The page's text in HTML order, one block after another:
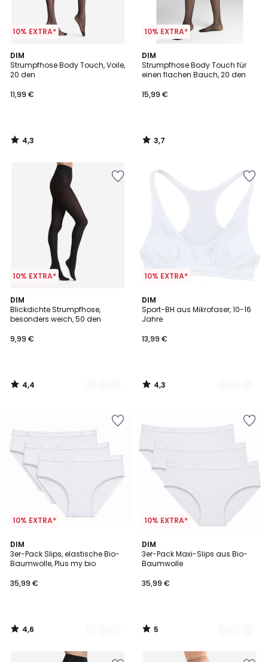
10% EXTRA*
DIM
Strumpfhose Body Touch, Voile,
20 den
11,99 €
4,3
/ 5
4,3
/
10% EXTRA*
DIM
Strumpfhose Body Touch für
einen flachen Bauch, 20 den
15,99 €
3,7
/ 5
3,7
/
10% EXTRA*
DIM
Blickdichte Strumpfhose,
besonders weich, 50 den
9,99 €
4,4
/ 5
5
Farben
4,4
/
10% EXTRA*
DIM
Sport-BH aus Mikrofaser, 10-16
Jahre
13,99 €
4,3
/ 5
2
Farben
4,3
/
10% EXTRA*
DIM
3er-Pack Slips, elastische Bio-
Baumwolle, Plus my bio
35,99 €
4,6
/ 5
2
Farben
4,6
/
10% EXTRA*
DIM
3er-Pack Maxi-Slips aus Bio-
Baumwolle
35,99 €
5
/
5
2
Farben
5
/